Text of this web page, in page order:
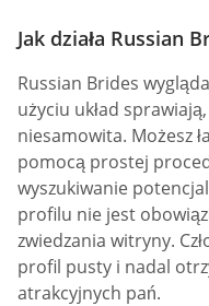
Jak działa Russian
Russian Brides
użyciu układ
niesamowita. Możesz
pomocą prostej
wyszukiwanie
profilu nie jest
zwiedzania witryny.
profil pusty i nadal
atrakcyjnych pań.